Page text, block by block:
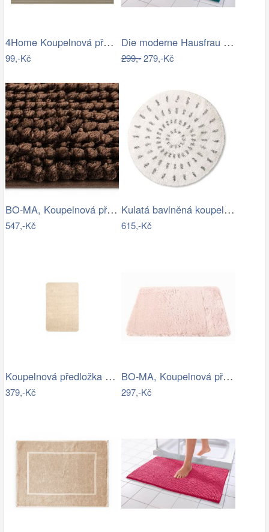
4Home Koupelnová předložka Infinity, 50…
99,-Kč
Die moderne Hausfrau Koupelnová…
299,-279,-Kč
BO-MA, Koupelnová předložka Ella micro…
547,-Kč
Kulatá bavlněná koupelnová předložka…
615,-Kč
Koupelnová předložka Optima 60x90 cm…
379,-Kč
BO-MA, Koupelnová předložka Rabbit New…
297,-Kč